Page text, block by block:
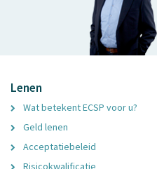
Lenen
Wat betekent ECSP voor u?
Geld lenen
Acceptatiebeleid
Risicokwalificatie